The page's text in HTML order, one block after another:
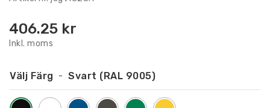
406.25 kr
Inkl. moms
Välj Färg Svart (RAL 9005)